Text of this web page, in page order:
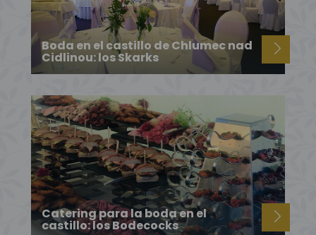
Boda en el castillo de Chlumec nad
Cidlinou: los Skarks
Catering para la boda en el
castillo: los Bodecocks